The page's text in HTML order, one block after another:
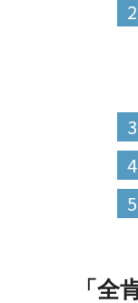
2
3
4
5
「全